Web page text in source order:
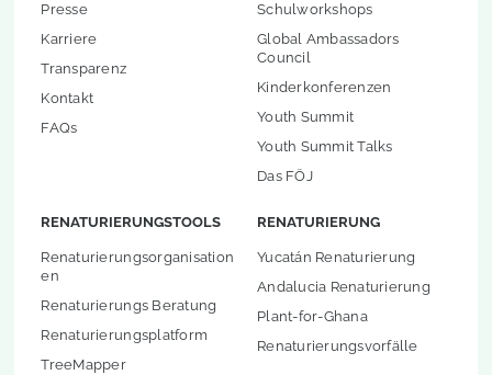
Presse
Karriere
Transparenz
Kontakt
FAQs
Schulworkshops
Global Ambassadors
Council
Kinderkonferenzen
Youth Summit
Youth Summit Talks
Das FÖJ
RENATURIERUNGSTOOLS
Renaturierungsorganisation
en
Renaturierungs Beratung
Renaturierungsplatform
TreeMapper
RENATURIERUNG
Yucatán Renaturierung
Andalucia Renaturierung
Plant-for-Ghana
Renaturierungsvorfälle